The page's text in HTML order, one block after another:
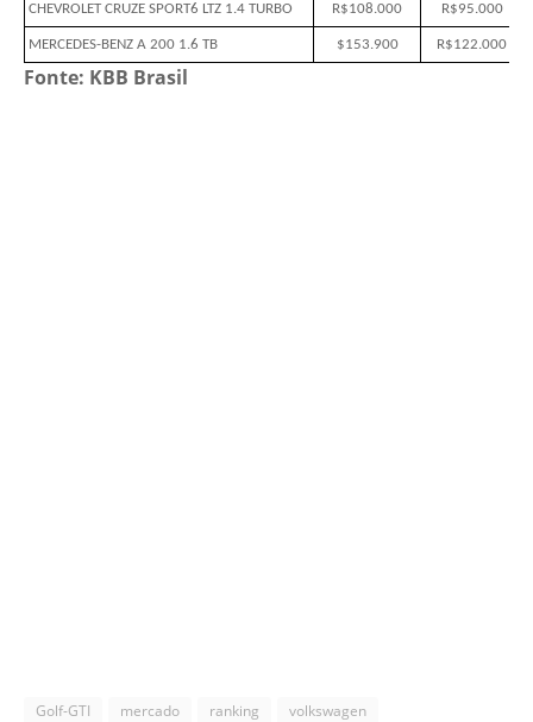
CHEVROLET CRUZE SPORT6 LTZ 1.4 TURBO R$108.000 R$95.000
MERCEDES-BENZ A 200 1.6 TB $153.900 R$122.000
Fonte: KBB Brasil
Golf-GTI mercado ranking volkswagen